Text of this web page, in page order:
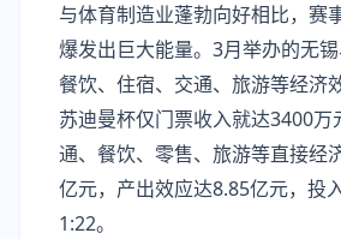
与体育制造业蓬勃向好相比，赛
爆发出巨大能量。3月举办的无
餐饮、住宿、交通、旅游等经济
苏迪曼杯仅门票收入就达3400万
通、餐饮、零售、旅游等直接经
亿元，产出效应达8.85亿元，投
1:22。